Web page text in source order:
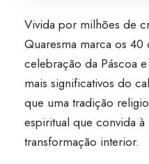
Vivida por milhões de
Quaresma marca os 40
celebração da Páscoa
mais significativos do
que uma tradição
espiritual que convida
transformação interior.